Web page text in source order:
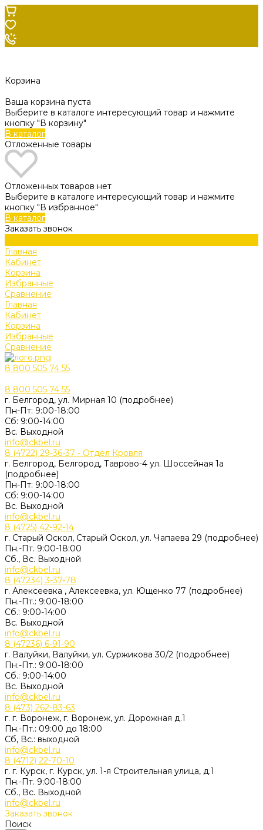
Корзина
Ваша корзина пуста
Выберите в каталоге интересующий товар и нажмите
кнопку "В корзину"
В каталог
Отложенные товары
Отложенных товаров нет
Выберите в каталоге интересующий товар и нажмите
кнопку "В избранное"
В каталог
Заказать звонок
Главная
Кабинет
Корзина
Избранные
Сравнение
Главная
Кабинет
Корзина
Избранные
Сравнение
8 800 505 74 55
8 800 505 74 55
г. Белгород, ул. Мирная 10 (подробнее)
Пн-Пт: 9:00-18:00
Cб: 9:00-14:00
Вс. Выходной
info@ckbel.ru
8 (4722) 29-36-37 - Отдел Кровля
г. Белгород, Белгород, Таврово-4 ул. Шоссейная 1а
(подробнее)
Пн-Пт: 9:00-18:00
Cб: 9:00-14:00
Вс. Выходной
info@ckbel.ru
8 (4725) 42-92-14
г. Старый Оскол, Старый Оскол, ул. Чапаева 29 (подробнее)
Пн.-Пт. 9:00-18:00
Сб., Вс. Выходной
info@ckbel.ru
8 (47234) 3-37-78
г. Алексеевка , Алексеевка, ул. Ющенко 77 (подробнее)
Пн.-Пт.: 9:00-18:00
Сб.: 9:00-14:00
Вс. Выходной
info@ckbel.ru
8 (47236) 6-91-90
г. Валуйки, Валуйки, ул. Суржикова 30/2 (подробнее)
Пн.-Пт.: 9:00-18:00
Сб.: 9:00-14:00
Вс. Выходной
info@ckbel.ru
8 (473) 262-83-63
г. г. Воронеж, г. Воронеж, ул. Дорожная д.1
Пн.-Пт.: 09:00 до 18:00
Сб, Вс.: выходной
info@ckbel.ru
8 (4712) 22-70-10
г. г. Курск, г. Курск, ул. 1-я Строительная улица, д.1
Пн.-Пт. 9:00-18:00
Сб., Вс. Выходной
info@ckbel.ru
Заказать звонок
Поиск